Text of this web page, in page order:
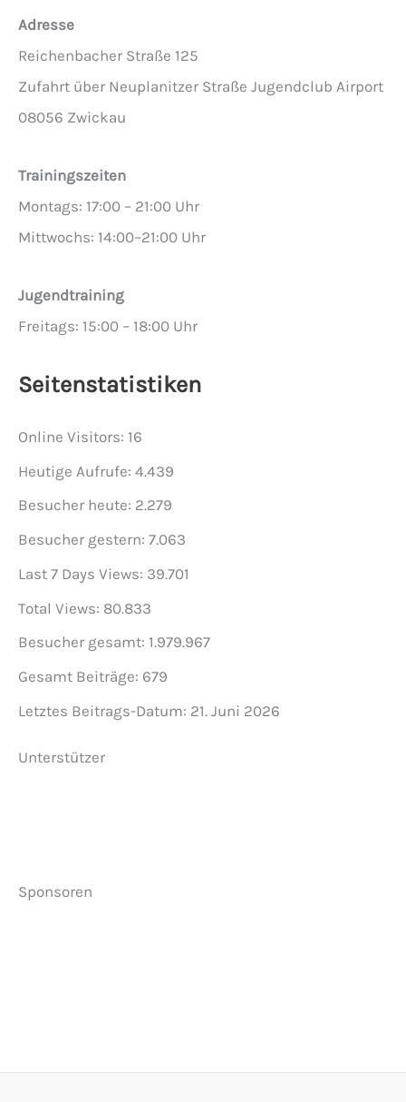
Adresse
Reichenbacher Straße 125
Zufahrt über Neuplanitzer Straße Jugendclub Airport
08056 Zwickau
Trainingszeiten
Montags: 17:00 – 21:00 Uhr
Mittwochs: 14:00–21:00 Uhr
Jugendtraining
Freitags: 15:00 – 18:00 Uhr
Seitenstatistiken
Online Visitors: 16
Heutige Aufrufe: 4.439
Besucher heute: 2.279
Besucher gestern: 7.063
Last 7 Days Views: 39.701
Total Views: 80.833
Besucher gesamt: 1.979.967
Gesamt Beiträge: 679
Letztes Beitrags-Datum: 21. Juni 2026
Unterstützer
Sponsoren